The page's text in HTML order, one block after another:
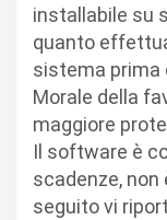
installabile su
quanto
sistema prima
Morale della
maggiore
Il software è
scadenze,
seguito vi